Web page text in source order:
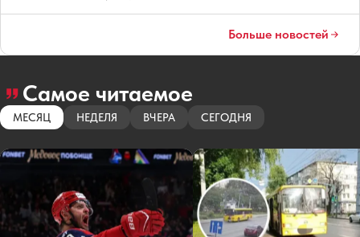
Больше новостей
Самое читаемое
МЕСЯЦ НЕДЕЛЯ ВЧЕРА СЕГОДНЯ